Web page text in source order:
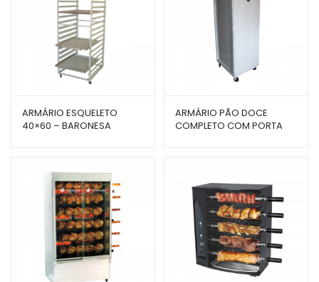
ARMÁRIO ESQUELETO
40×60 – BARONESA
ARMÁRIO PÃO DOCE
COMPLETO COM PORTA